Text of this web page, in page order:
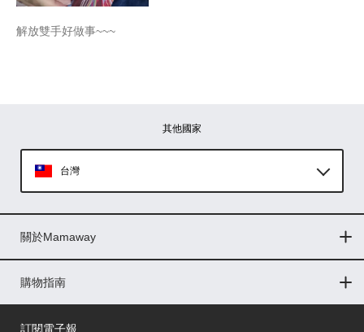
解放雙手好做事~~~
其他國家
台灣
印尼
菲律賓
馬來西亞
關於Mamaway
門市據點
最新消息
品牌故事
人力招募
媒體花絮
隱私權聲明
CSR企業社會責任
購物指南
購物常見問題
退換貨問題
儲值金使用條款
購買儲值金
發票問題
會員權益
線上留言
吸乳器-免費體驗
訂閱電子報